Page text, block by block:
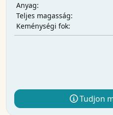
Anyag:
Teljes magasság:
Keménységi fok:
Tudjon